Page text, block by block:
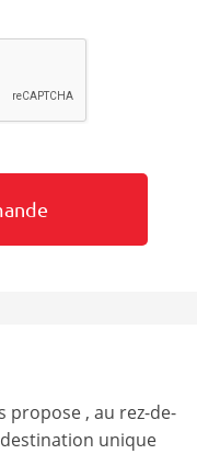
propose , au rez-de-
destination unique